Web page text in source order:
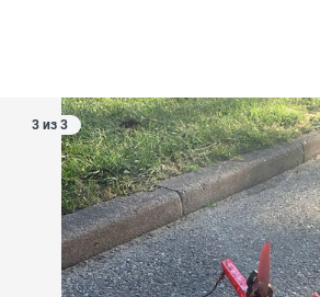
3 из 3